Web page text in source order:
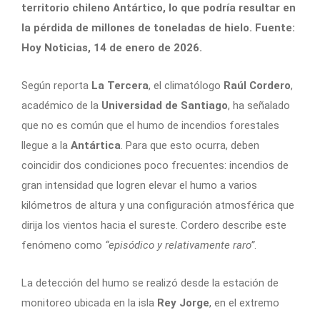
territorio chileno Antártico, lo que podría resultar en
la pérdida de millones de toneladas de hielo. Fuente:
Hoy Noticias, 14 de enero de 2026.
Según reporta La Tercera, el climatólogo Raúl Cordero,
académico de la Universidad de Santiago, ha señalado
que no es común que el humo de incendios forestales
llegue a la Antártica . Para que esto ocurra, deben
coincidir dos condiciones poco frecuentes: incendios de
gran intensidad que logren elevar el humo a varios
kilómetros de altura y una configuración atmosférica que
dirija los vientos hacia el sureste. Cordero describe este
fenómeno como “episódico y relativamente raro”.
La detección del humo se realizó desde la estación de
monitoreo ubicada en la isla Rey Jorge, en el extremo